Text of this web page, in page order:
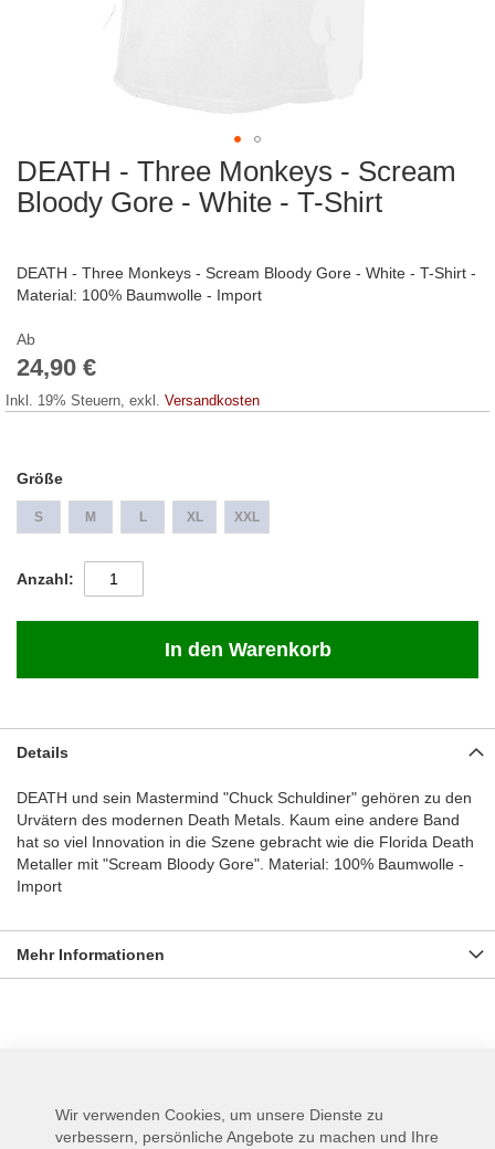
DEATH - Three Monkeys - Scream
Bloody Gore - White - T-Shirt
DEATH - Three Monkeys - Scream Bloody Gore - White - T-Shirt -
Material: 100% Baumwolle - Import
Ab
24,90 €
Inkl. 19% Steuern, exkl. Versandkosten
Größe
S M L XL XXL
Anzahl
In den Warenkorb
Zum
Anfang
der
Details
DEATH und sein Mastermind "Chuck Schuldiner" gehören zu den
Urvätern des modernen Death Metals. Kaum eine andere Band
hat so viel Innovation in die Szene gebracht wie die Florida Death
Metaller mit "Scream Bloody Gore". Material: 100% Baumwolle -
Import
Mehr Informationen
Wir verwenden Cookies, um unsere Dienste zu
verbessern, persönliche Angebote zu machen und Ihre